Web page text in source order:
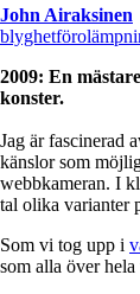
John Airaksinen
blyghet
2009: En
konster.
Jag är fascinerad
känslor som
webbkameran. I
tal olika varianter
Som vi tog upp i
som alla över